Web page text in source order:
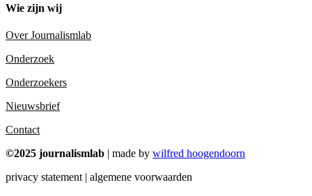
Wie zijn wij
Over Journalismlab
Onderzoek
Onderzoekers
Nieuwsbrief
Contact
©2025 journalismlab | made by wilfred hoogendoorn
privacy statement | algemene voorwaarden